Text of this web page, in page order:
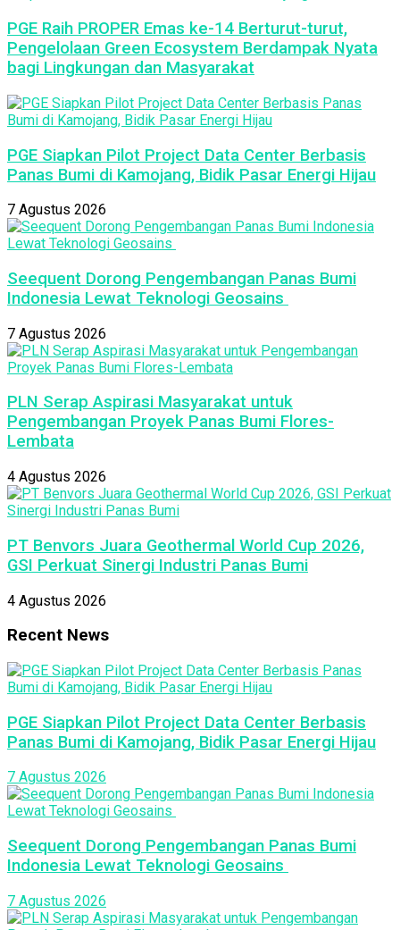
PGE Raih PROPER Emas ke-14 Berturut-turut,
Pengelolaan Green Ecosystem Berdampak Nyata
bagi Lingkungan dan Masyarakat
PGE Siapkan Pilot Project Data Center Berbasis
Panas Bumi di Kamojang, Bidik Pasar Energi Hijau
7 Agustus 2026
Seequent Dorong Pengembangan Panas Bumi
Indonesia Lewat Teknologi Geosains
7 Agustus 2026
PLN Serap Aspirasi Masyarakat untuk
Pengembangan Proyek Panas Bumi Flores-
Lembata
4 Agustus 2026
PT Benvors Juara Geothermal World Cup 2026,
GSI Perkuat Sinergi Industri Panas Bumi
4 Agustus 2026
Recent News
PGE Siapkan Pilot Project Data Center Berbasis
Panas Bumi di Kamojang, Bidik Pasar Energi Hijau
7 Agustus 2026
Seequent Dorong Pengembangan Panas Bumi
Indonesia Lewat Teknologi Geosains
7 Agustus 2026